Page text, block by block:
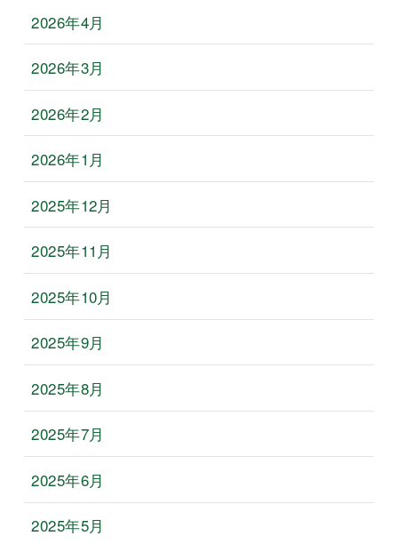
2026年4月
2026年3月
2026年2月
2026年1月
2025年12月
2025年11月
2025年10月
2025年9月
2025年8月
2025年7月
2025年6月
2025年5月